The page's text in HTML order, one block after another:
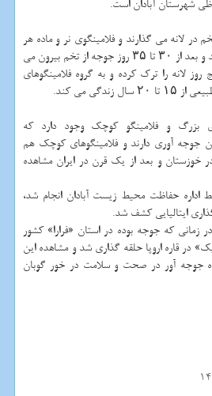
شهرستان آبادان است.
در لانه می گذارند و فلامینگوی نر و ماده هر
دو به نوبت روی تخم می خوابند و بعد از ۳۰ تا ۳۵ روز جوجه از تخم بیرون می
روز لانه را ترک کرده و به گروه فلامینگوهای
می کند.
بزرگ و فلامینگو کوچک وجود دارد که
جوجه آوری دارند و فلامینگوهای کوچک هم
خوزستان و بعد از یک قرن در ایران مشاهده
۱۳۹۹ که توسط اداره حفاظت محیط زیست آبادان انجام شد،
ایتالیایی کشف شد.
فلامینگو در سال ۲۰۰۹ در زمانی که جوجه بوده در استان «فرارا» کشور
در قاره اروپا حلقه گذاری شد و مشاهده این
جوجه آور در صحت و سلامت در خور گوبان